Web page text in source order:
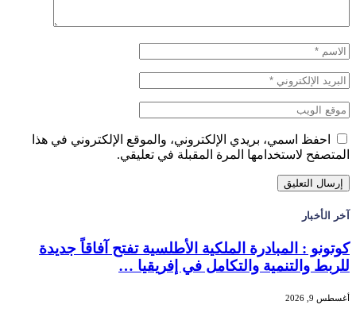
احفظ اسمي، بريدي الإلكتروني، والموقع الإلكتروني في هذا
المتصفح لاستخدامها المرة المقبلة في تعليقي.
آخر الأخبار
كوتونو : المبادرة الملكية الأطلسية تفتح آفاقاً جديدة
للربط والتنمية والتكامل في إفريقيا …
أغسطس 9, 2026